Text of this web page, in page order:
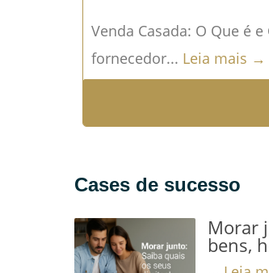
Venda Casada: O Que é
fornecedor... Leia mais →
Cases de sucesso
Morar
bens,